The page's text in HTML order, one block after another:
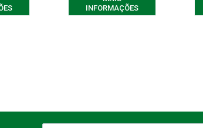
INFORMAÇÕES